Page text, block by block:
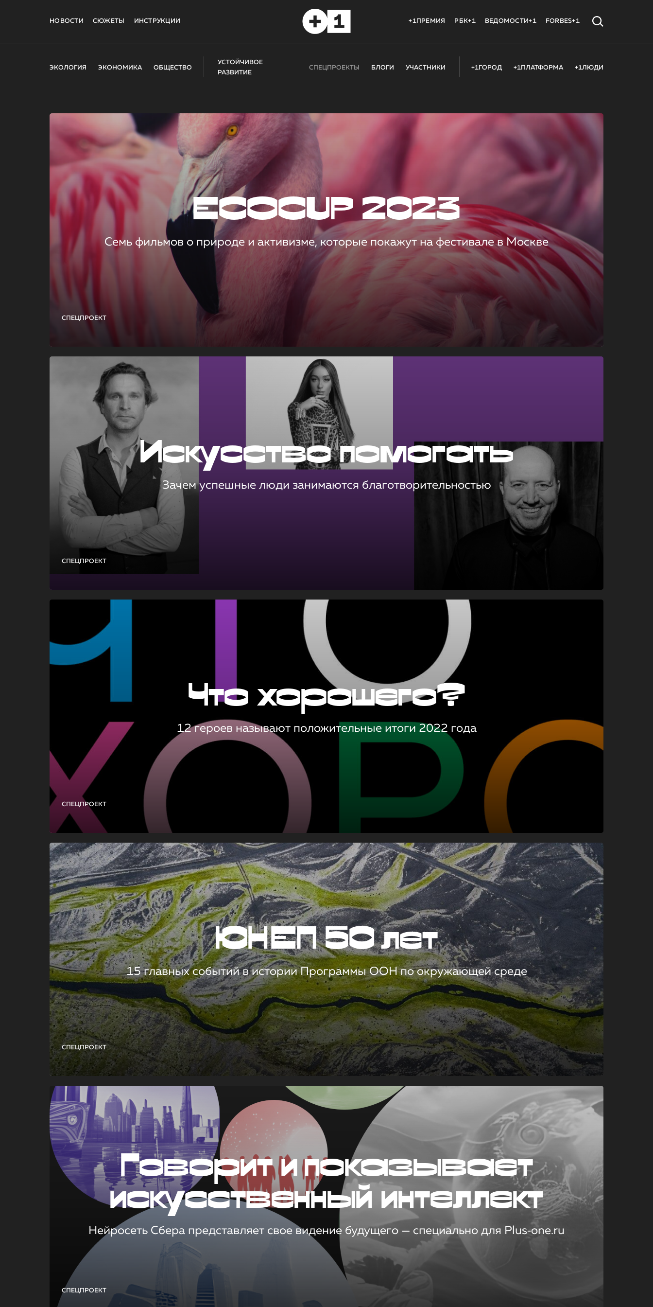
НОВОСТИ СЮЖЕТЫ ИНСТРУКЦИИ +1ПРЕМИЯ РБК+1 ВЕДОМОСТИ+1 FORBES+1
ЭКОЛОГИЯ ЭКОНОМИКА ОБЩЕСТВО
УСТОЙЧИВОЕ
РАЗВИТИЕ
СПЕЦПРОЕКТЫ БЛОГИ УЧАСТНИКИ +1ГОРОД +1ПЛАТФОРМА +1ЛЮДИ
СПЕЦПРОЕКТ
ECOCUP 2023
Семь фильмов о природе и активизме, которые покажут на фестивале в Москве
СПЕЦПРОЕКТ
Искусство помогать
Зачем успешные люди занимаются благотворительностью
СПЕЦПРОЕКТ
Что хорошего?
12 героев называют положительные итоги 2022 года
СПЕЦПРОЕКТ
ЮНЕП 50 лет
15 главных событий в истории Программы ООН по окружающей среде
СПЕЦПРОЕКТ
Говорит и показывает
искусственный интеллект
Нейросеть Сбера представляет свое видение будущего — специально для Plus‑one.ru